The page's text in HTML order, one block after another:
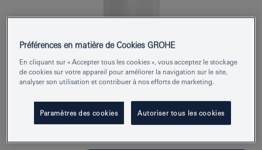
Numéro de produit 40394A01
Préférences en matière de Cookies GROHE
En cliquant sur « Accepter tous les cookies », vous acceptez le stockage
de cookies sur votre appareil pour améliorer la navigation sur le site,
analyser son utilisation et contribuer à nos efforts de marketing.
Paramètres des cookies Autoriser tous les cookies